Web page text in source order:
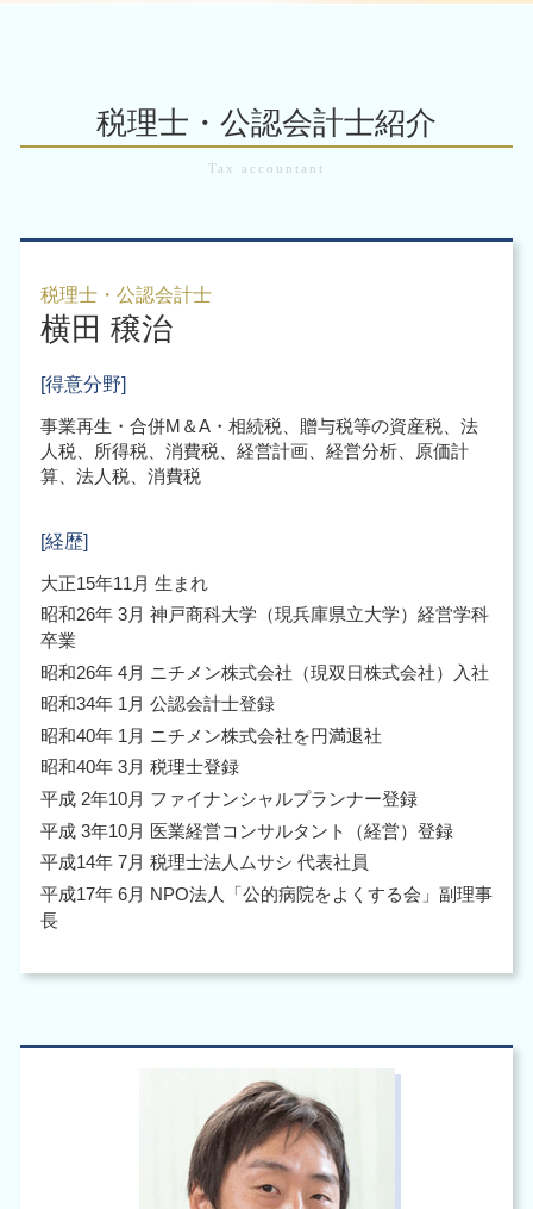
m&a 上場企業
m&a メリット
企業再生 手順
株式交換 m&a
企業再生 とは
組織再編 税理士
起業時 税金
会社設立 代理人
会社設立 税理士
会社設立後 税務署
会社設立 費用
税務調査 大阪市 税理士
組織再編 大阪市 北区
企業 組織再編 大阪市
税務申告 大阪市 税理士
税務申告 大阪市
会計業務 大阪市 北区
会計業務 大阪市 中央区
起業支援 大阪市 税理士
組織再編 大阪市 中央区
組織再編 大阪市
税理士・公認会計士紹介
税理士・公認会計士
横田 穣治
[得意分野]
事業再生・合併M＆A・相続税、贈与税等の資産税、法
人税、所得税、消費税、経営計画、経営分析、原価計
算、法人税、消費税
[経歴]
大正15年11月 生まれ
昭和26年 3月 神戸商科大学（現兵庫県立大学）経営学科
卒業
昭和26年 4月 ニチメン株式会社（現双日株式会社）入社
昭和34年 1月 公認会計士登録
昭和40年 1月 ニチメン株式会社を円満退社
昭和40年 3月 税理士登録
平成 2年10月 ファイナンシャルプランナー登録
平成 3年10月 医業経営コンサルタント（経営）登録
平成14年 7月 税理士法人ムサシ 代表社員
平成17年 6月 NPO法人「公的病院をよくする会」副理事
長